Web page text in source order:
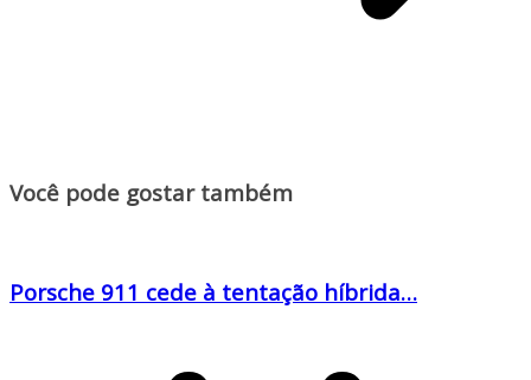
Você pode gostar também
Porsche 911 cede à tentação híbrida…